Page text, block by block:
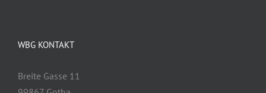
WBG KONTAKT
Breite Gasse 11